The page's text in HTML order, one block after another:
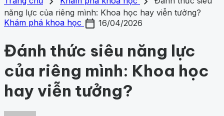
Chủ đề
Khám phá khoa học 433 Khoa học vũ trụ
nghệ
Gợi ý danh mục
Khám phá khoa họcKhoa học vũ trụ
năng lực của riêng mình: Khoa học hay viễn tưởng?
Khám phá khoa học calendar_today 16/04/2026
Đánh thức siêu năng lực
của riêng mình: Khoa học
hay viễn tưởng?